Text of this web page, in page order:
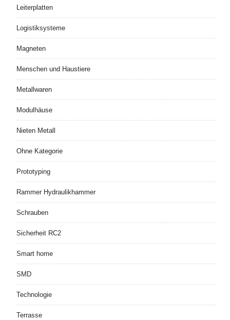
Leiterplatten
Logistiksysteme
Magneten
Menschen und Haustiere
Metallwaren
Modulhäuse
Nieten Metall
Ohne Kategorie
Prototyping
Rammer Hydraulikhammer
Schrauben
Sicherheit RC2
Smart home
SMD
Technologie
Terrasse